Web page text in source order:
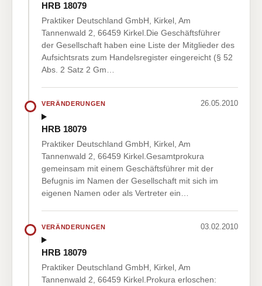
HRB 18079
Praktiker Deutschland GmbH, Kirkel, Am
Tannenwald 2, 66459 Kirkel.Die Geschäftsführer
der Gesellschaft haben eine Liste der Mitglieder des
Aufsichtsrats zum Handelsregister eingereicht (§ 52
Abs. 2 Satz 2 Gm…
VERÄNDERUNGEN 26.05.2010
HRB 18079
Praktiker Deutschland GmbH, Kirkel, Am
Tannenwald 2, 66459 Kirkel.Gesamtprokura
gemeinsam mit einem Geschäftsführer mit der
Befugnis im Namen der Gesellschaft mit sich im
eigenen Namen oder als Vertreter ein…
VERÄNDERUNGEN 03.02.2010
HRB 18079
Praktiker Deutschland GmbH, Kirkel, Am
Tannenwald 2, 66459 Kirkel.Prokura erloschen: